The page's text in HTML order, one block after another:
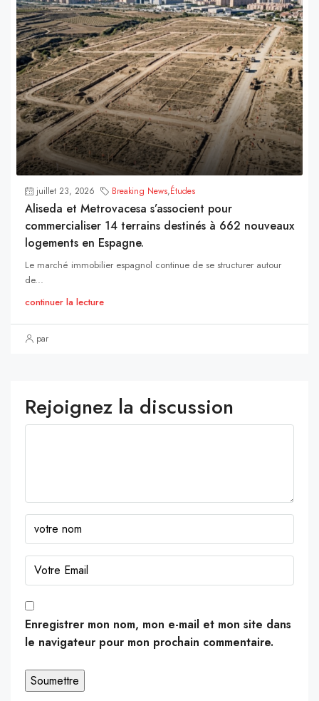
juillet 23, 2026 Breaking News,Études
Aliseda et Metrovacesa s’associent pour
commercialiser 14 terrains destinés à 662 nouveaux
logements en Espagne.
Le marché immobilier espagnol continue de se structurer autour
de...
continuer la lecture
par
Rejoignez la discussion
Enregistrer mon nom, mon e-mail et mon site dans
le navigateur pour mon prochain commentaire.